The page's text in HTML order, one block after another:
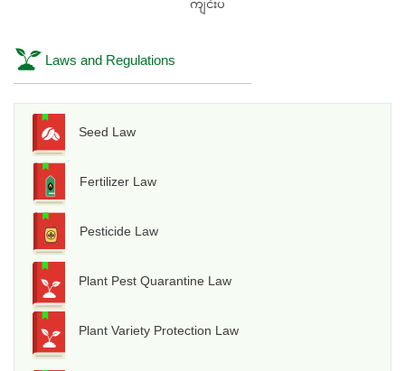
ကျင်းပ
Laws and Regulations
Seed Law
Fertilizer Law
Pesticide Law
Plant Pest Quarantine Law
Plant Variety Protection Law